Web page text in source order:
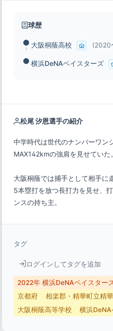
球歴
大阪桐蔭高校 (2020
横浜DeNAベイスターズ
松尾 汐恩選手の紹介
中学時代は世代のナンバーワン
大阪桐蔭では捕手として相手に
5本塁打を放つ長打力を見せ、
ンスの持ち主。
タグ
ログインしてタグを追加
2022年 横浜DeNAベイスター
京都府
相楽郡・精華町立精
大阪桐蔭高等学校
横浜